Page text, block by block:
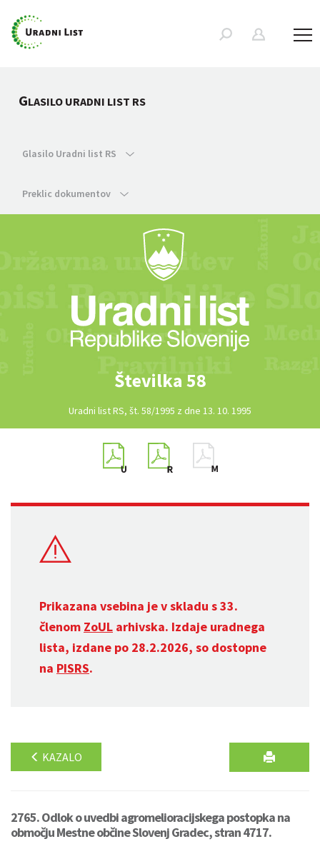
GLASILO URADNI LIST RS
Glasilo Uradni list RS
Preklic dokumentov
Številka 58
Uradni list RS, št. 58/1995 z dne 13. 10. 1995
Prikazana vsebina je v skladu s 33.
členom ZoUL arhivska. Izdaje uradnega
lista, izdane po 28.2.2026, so dostopne
na PISRS.
KAZALO
2765. Odlok o uvedbi agromelioracijskega postopka na
območju Mestne občine Slovenj Gradec, stran 4717.